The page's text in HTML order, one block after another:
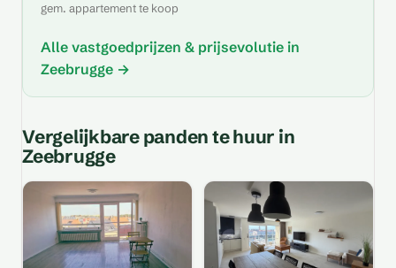
gem. appartement te koop
Alle vastgoedprijzen & prijsevolutie in
Zeebrugge →
Vergelijkbare panden te huur in
Zeebrugge